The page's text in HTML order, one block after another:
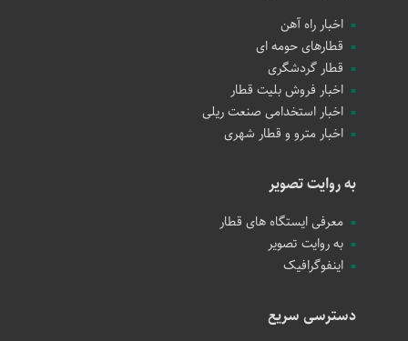
اخبار راه آهن
قطارهای حومه ای
قطار گردشگری
اخبار فروش بلیت قطار
اخبار استخدامی صنعت ریلی
اخبار مترو و قطار شهری
به روایت تصویر
معرفی ایستگاه های قطار
به روایت تصویر
اینفوگرافیک
دسترسی سریع